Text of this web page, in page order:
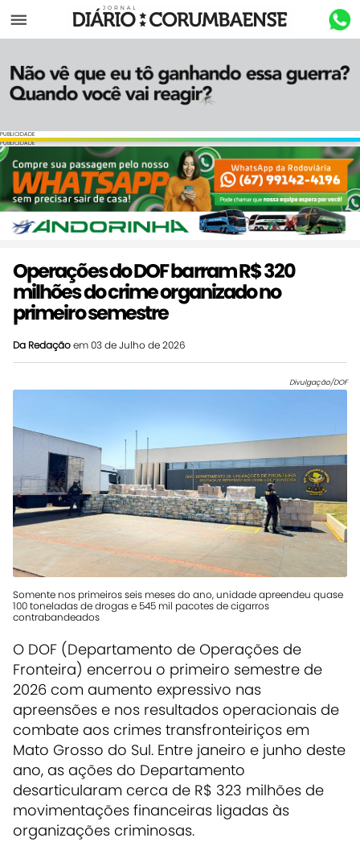
Menu
PUBLICIDADE
PUBLICIDADE
Operações do DOF barram R$ 320
milhões do crime organizado no
primeiro semestre
Da Redaçãoem 03 de Julho de 2026
Divulgação/DOF
Somente nos primeiros seis meses do ano, unidade apreendeu quase
100 toneladas de drogas e 545 mil pacotes de cigarros
contrabandeados
O DOF (Departamento de Operações de
Fronteira) encerrou o primeiro semestre de
2026 com aumento expressivo nas
apreensões e nos resultados operacionais de
combate aos crimes transfronteiriços em
Mato Grosso do Sul. Entre janeiro e junho deste
ano, as ações do Departamento
desarticularam cerca de R$ 323 milhões de
movimentações financeiras ligadas às
organizações criminosas.